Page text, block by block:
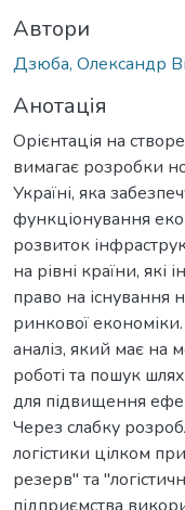
Автори
Дзюба, Олександр
Анотація
Орієнтація на
вимагає розробки
Україні, яка
функціонування
розвиток
на рівні країни,
право на існування
ринкової
аналіз, який має на
роботі та пошук
для підвищення
Через слабку
логістики цілком
резерв" та